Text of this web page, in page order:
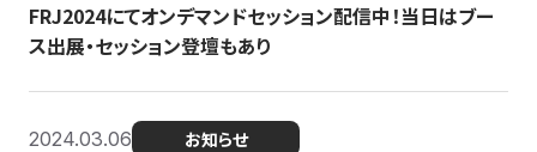
FRJ2024にてオンデマンドセッション配信中！当日はブー
ス出展・セッション登壇もあり
2024.03.06 お知らせ